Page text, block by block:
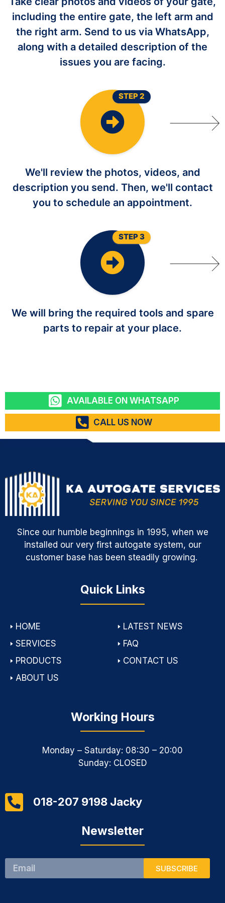
including the entire gate, the left arm and
the right arm. Send to us via WhatsApp,
along with a detailed description of the
issues you are facing.
We'll review the photos, videos, and
description you send. Then, we'll contact
you to schedule an appointment.
STEP 2
We will bring the required tools and spare
parts to repair at your place.
STEP 3
AVAILABLE ON WHATSAPP
CALL US NOW
Since our humble beginnings in 1995, when we
installed our very first autogate system, our
customer base has been steadily growing.
Quick Links
🢒 HOME
🢒 SERVICES
🢒 PRODUCTS
🢒 ABOUT US
🢒 LATEST NEWS
🢒 FAQ
🢒 CONTACT US
Working Hours
Monday – Saturday: 08:30 – 20:00
Sunday: CLOSED
018-207 9198 Jacky
Newsletter
SUBSCRIBE